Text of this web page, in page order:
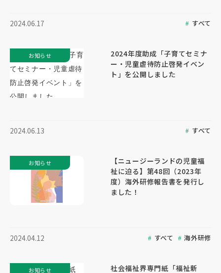
2024.06.17 すべて
2024年度助成「子育てセミナ
ー・児童虐待防止啓発イベン
ト」を公開しました
2024.06.13 すべて
お知らせ
【ニュージーランドの児童福
祉に迫る】第48回（2023年
度）海外研修報告書を発行し
ました！
2024.04.12 すべて 海外研修
お知らせ
社会福祉界専門紙「福祉新
お知らせ